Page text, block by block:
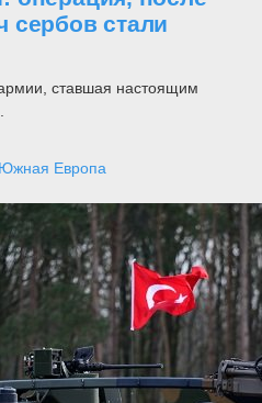
сербов стали
ставшая настоящим
Европа